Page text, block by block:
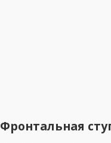
Фронтальная